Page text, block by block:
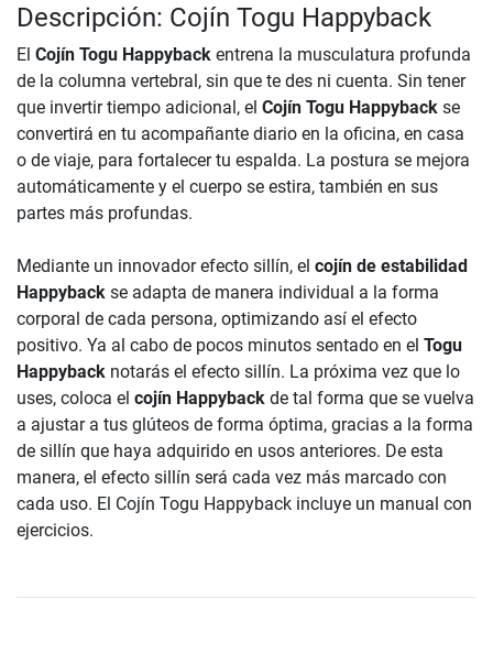
Descripción: Cojín Togu Happyback
El Cojín Togu Happyback entrena la musculatura profunda
de la columna vertebral, sin que te des ni cuenta. Sin tener
que invertir tiempo adicional, el Cojín Togu Happyback se
convertirá en tu acompañante diario en la oficina, en casa
o de viaje, para fortalecer tu espalda. La postura se mejora
automáticamente y el cuerpo se estira, también en sus
partes más profundas.
Mediante un innovador efecto sillín, el cojín de estabilidad
Happyback se adapta de manera individual a la forma
corporal de cada persona, optimizando así el efecto
positivo. Ya al cabo de pocos minutos sentado en el Togu
Happyback notarás el efecto sillín. La próxima vez que lo
uses, coloca el cojín Happyback de tal forma que se vuelva
a ajustar a tus glúteos de forma óptima, gracias a la forma
de sillín que haya adquirido en usos anteriores. De esta
manera, el efecto sillín será cada vez más marcado con
cada uso. El Cojín Togu Happyback incluye un manual con
ejercicios.